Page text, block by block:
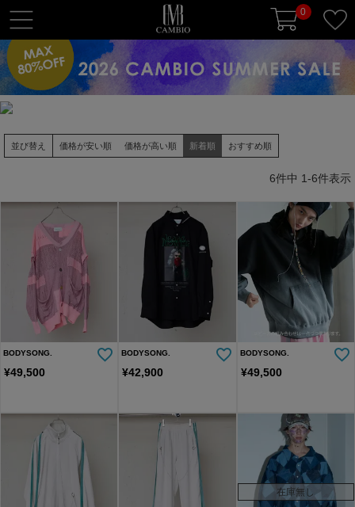
0
t
o
g
l
n
a
並び替え 価格が安い順 価格が高い順 新着順 おすすめ順
6件中 1-6件表示
BODYSONG.
¥49,500
BODYSONG.
¥42,900
BODYSONG.
¥49,500
在庫無し